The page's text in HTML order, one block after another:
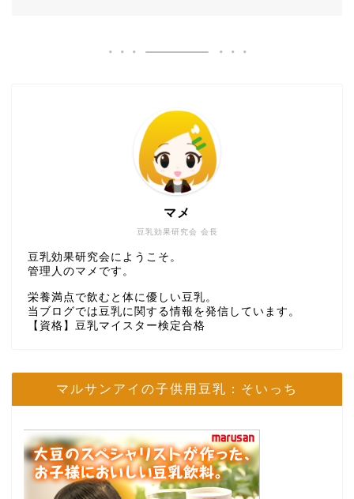
豆乳効果研究会 会長
マメ
豆乳効果研究会にようこそ。
管理人のマメです。
栄養満点で飲むと体に優しい豆乳。
当ブログでは豆乳に関する情報を発信しています。
【資格】豆乳マイスター検定合格
マルサンアイの子供用豆乳：そいっち